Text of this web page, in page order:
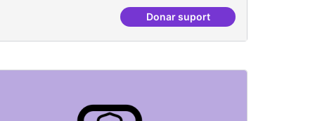
del postgrau Donar suportConnectar repositori de